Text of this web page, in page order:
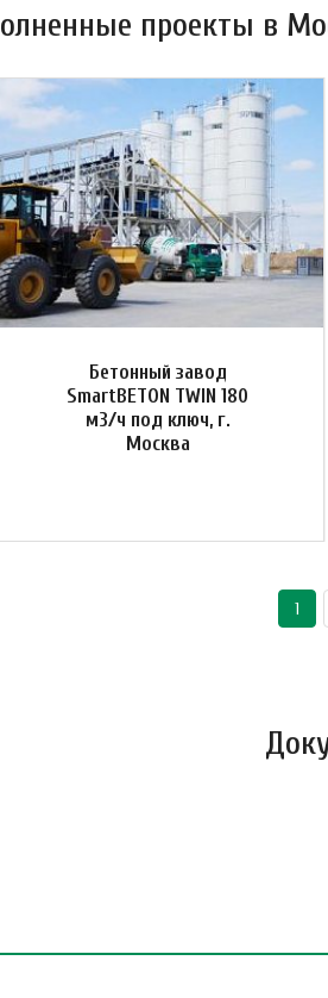
проекты в
Бетонный завод
SmartBETON TWIN 180
м3/ч под ключ, г.
Москва
1